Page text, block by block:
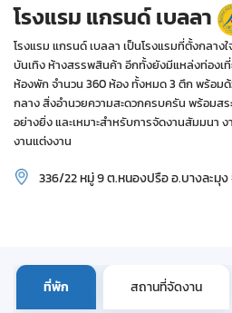
โรงแรม แกรนด์ เบลลา
โรงแรม แกรนด์ เบลลา เป็นโรงแรมที่ตั้งกลา
บันเทิง ห้างสรรพสินค้า อีกทั้งยังมีแหล่งท่องเ
ห้องพัก จำนวน 360 ห้อง ทั้งหมด 3 ตึก พร้อมด้
กลาง สิ่งอำนวยความสะดวกครบครัน พร้อมส
อย่างยิ่ง และเหมาะสำหรับการจัดงานสัมมนา
งานแต่งงาน
336/22 หมู่ 9 ต.หนองปรือ อ.บางละมุง
ที่พัก สถานที่จัดงาน